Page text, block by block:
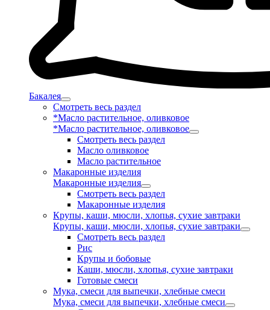
Бакалея
Смотреть весь раздел
*Масло растительное, оливковое
*Масло растительное, оливковое
Смотреть весь раздел
Масло оливковое
Масло растительное
Макаронные изделия
Макаронные изделия
Смотреть весь раздел
Макаронные изделия
Крупы, каши, мюсли, хлопья, сухие завтраки
Крупы, каши, мюсли, хлопья, сухие завтраки
Смотреть весь раздел
Рис
Крупы и бобовые
Каши, мюсли, хлопья, сухие завтраки
Готовые смеси
Мука, смеси для выпечки, хлебные смеси
Мука, смеси для выпечки, хлебные смеси